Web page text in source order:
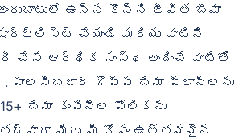
ఉన్న కొన్ని జీవిత బీమా
చేయండి మరియు వాటిని
చేసే ఆర్థిక సంస్థ అందించే వాటితో
పాలసీబజార్ గొప్ప బీమా ప్లాన్‌లను
15+ బీమా కంపెనీల పోలికను
తద్వారా మీరు మీ కోసం ఉత్తమమైన